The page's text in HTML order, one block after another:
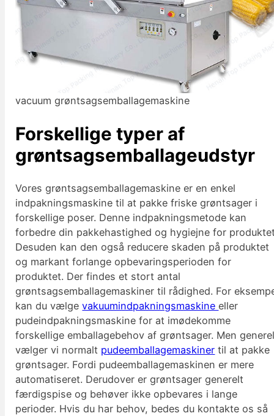
vacuum grøntsagsemballagemaskine
Forskellige typer af
grøntsagsemballageudstyr
Vores grøntsagsemballagemaskine er en enkel
indpakningsmaskine til at pakke friske grøntsager i
forskellige poser. Denne indpakningsmetode kan
forbedre din pakkehastighed og hygiejne for
Desuden kan den også reducere skaden på produktet
og markant forlange opbevaringsperioden for
produktet. Der findes et stort antal
grøntsagsemballagemaskiner til rådighed. For
kan du vælgevakuumindpakningsmaskineeller
pudeindpakningsmaskine for at imødekomme
forskellige emballagebehov af grøntsager. Men
vælger vi normalt pudeemballagemaskiner til at pakke
grøntsager. Fordi pudeemballagemaskinen er mere
automatiseret. Derudover er grøntsager generelt
færdigspise og behøver ikke opbevares i lange
perioder. Hvis du har behov, bedes du kontakte os så